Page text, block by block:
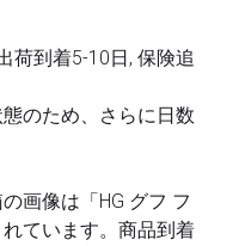
荷到着5-10日, 保険追
のため、さらに日数
画像は「HG グフ フ
ています。商品到着